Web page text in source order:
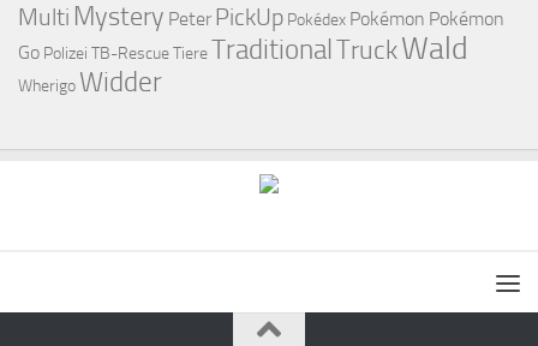
Multi Mystery Peter PickUp Pokédex Pokémon Pokémon
Go Polizei TB-RescueTiereTraditional TruckWald
Wherigo Widder